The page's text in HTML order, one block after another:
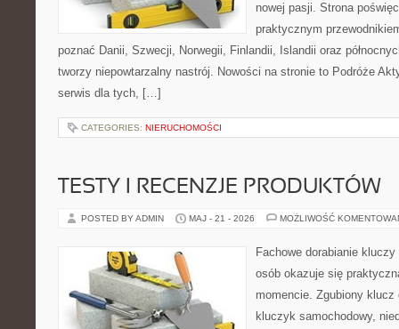
nowej pasji. Strona
praktycznym
poznać Danii, Szwecji, Norwegii, Finlandii, Islandii oraz
tworzy niepowtarzalny nastrój. Nowości na stronie to Podróże
serwis dla tych, […]
CATEGORIES: NIERUCHOMOŚCI
TESTY I RECENZJE PRODUKTÓW
POSTED BY ADMIN MAJ - 21 - 2026 MOŻLIWOŚĆ
Fachowe dorabianie
osób okazuje się
momencie. Zgubiony
kluczyk samochodowy,